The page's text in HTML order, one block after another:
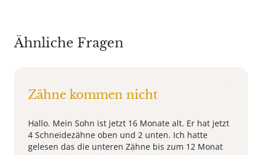
Ähnliche Fragen
Zähne kommen nicht
Hallo. Mein Sohn ist jetzt 16 Monate alt. Er hat jetzt
4 Schneidezähne oben und 2 unten. Ich hatte
gelesen das die unteren Zähne bis zum 12 Monat